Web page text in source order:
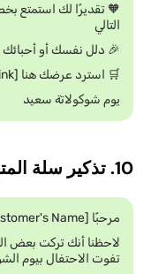
التالي
🎉 دلل نفسك أو أحبائك
🛒 استرد عرضك هنا [Insert link]
يوم شوكولاتة سعيد
10. تذكير سلة المتروكة ليوم الشوكولاتة
مرحبًا [Customer's Name] 💖
لاحظنا أنك تركت بعض
تفوت الاحتفال بيوم